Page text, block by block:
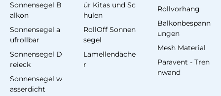
Sonnensegel B
alkon
Sonnensegel a
ufrollbar
Sonnensegel D
reieck
Sonnensegel w
asserdicht
ür Kitas und Sc
hulen
RollOff Sonnen
segel
Lamellendäche
r
Rollvorhang
Balkonbespann
ungen
Mesh Material
Paravent - Tren
nwand